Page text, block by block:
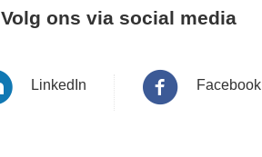
Volg ons via social media
LinkedIn Facebook